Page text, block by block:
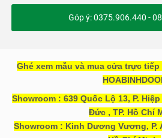
Góp ý: 0375.906.440 -
Ghé xem mẫu và mua cửa trực
Showroom : 639 Quốc Lộ 13, P.
Đức , TP. Hồ Chí
Showroom : Kinh Dương Vương, P.